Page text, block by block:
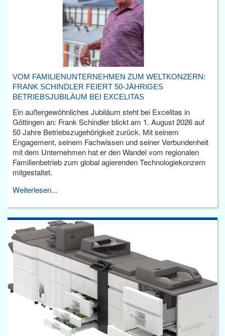
VOM FAMILIENUNTERNEHMEN ZUM WELTKONZERN:
FRANK SCHINDLER FEIERT 50-JÄHRIGES
BETRIEBSJUBILÄUM BEI EXCELITAS
Ein außergewöhnliches Jubiläum steht bei Excelitas in
Göttingen an: Frank Schindler blickt am 1. August 2026 auf
50 Jahre Betriebszugehörigkeit zurück. Mit seinem
Engagement, seinem Fachwissen und seiner Verbundenheit
mit dem Unternehmen hat er den Wandel vom regionalen
Familienbetrieb zum global agierenden Technologiekonzern
mitgestaltet.
Weiterlesen...